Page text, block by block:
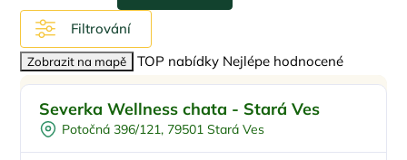
Filtrování
Zobrazit na mapě TOP nabídky Nejlépe hodnocené
Vířivka
Sauna
Severka Wellness chata - Stará Ves
Potočná 396/121, 79501 Stará Ves